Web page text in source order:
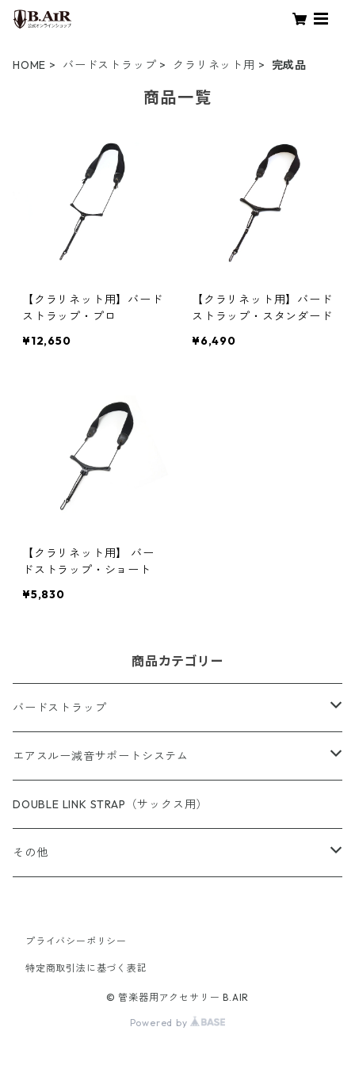
HOME バードストラップ クラリネット用 完成品
商品一覧
【クラリネット用】バード
ストラップ・プロ
¥12,650
【クラリネット用】バード
ストラップ・スタンダード
¥6,490
【クラリネット用】 バー
ドストラップ・ショート
¥5,830
商品カテゴリー
バードストラップ
サックス用
完成品（すべての商品）
完成品（ウォッシャブル）
完成品（ブレードクリンチタイプ）
完成品（バードストラップ・プロ）
ショルダー（サックス／ファゴット用）
完成品
クラリネット用
カスタムパーツ/アクセサリー
ストラップ
カスタムパーツ
有料ラッピング（ギフトボックス）
エアスルー減音サポートシステム
エアスルー・リード
エアスルー・ミュートバッグ
エアスルー・パッチ
DOUBLE LINK STRAP（サックス用）
その他
カラーリングパッド（トランペット用）
シェルシール（トランペット用）
プライバシーポリシー
特定商取引法に基づく表記
© 管楽器用アクセサリー B.AIR
Powered by